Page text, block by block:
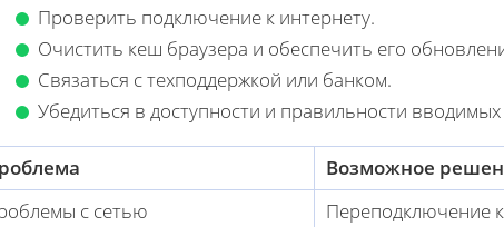
Проверить подключение к интернету.
Очистить кеш браузера и обеспечить его
Связаться с техподдержкой или банком.
Убедиться в доступности и правильности
Возможное
с сетью
Переподключение